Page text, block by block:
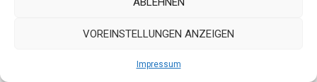
VOREINSTELLUNGEN ANZEIGEN
Impressum